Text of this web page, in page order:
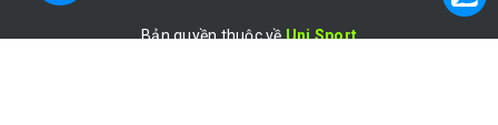
Bản quyền thuộc vềUni Sport